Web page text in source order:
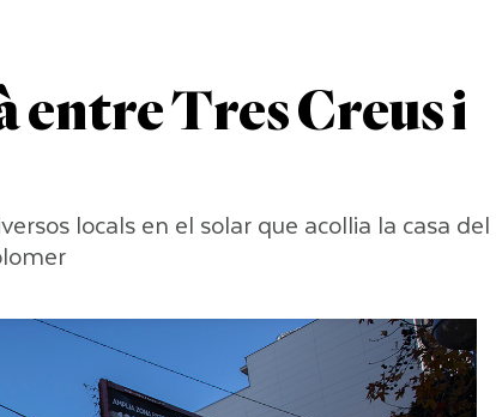
entre Tres Creus i
locals en el solar que acollia la casa del